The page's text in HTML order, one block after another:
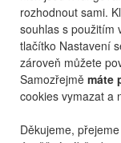
rozhodnout sami.
souhlas s použitím
tlačítko Nastavení
zároveň můžete
Samozřejmě máte
cookies vymazat a
Děkujeme,
letecké
Bulharsko patří mezi
divu.Pohostinné
kvalitní hotely s
odlety z Prahy, Brna,
s dětmi, pár toužící
od nejoblíbenějších